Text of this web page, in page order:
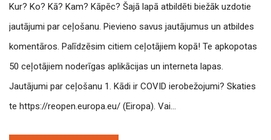
Kur? Ko? Kā? Kam? Kāpēc? Šajā lapā atbildēti biežāk uzdotie
jautājumi par ceļošanu. Pievieno savus jautājumus un atbildes
komentāros. Palīdzēsim citiem ceļotājiem kopā! Te apkopotas
50 ceļotājiem noderīgas aplikācijas un interneta lapas.
Jautājumi par ceļošanu 1. Kādi ir COVID ierobežojumi? Skaties
te https://reopen.europa.eu/ (Eiropa). Vai…